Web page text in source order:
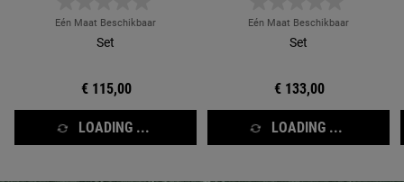
Eén Maat Beschikbaar
Set
€ 115,00
LOADING ...
Eén Maat Beschikbaar
Set
€ 133,00
LOADING ...